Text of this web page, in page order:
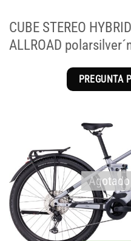
CUBE STEREO
ALLROAD
PREGUNTA